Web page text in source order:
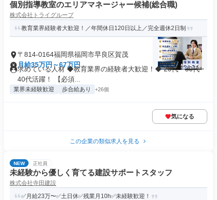
個別指導教室のエリアマネージャー候補(総合職)
株式会社トライグループ
教育業界経験者大歓迎！／年間休日120日以上／完全週休2日制
〒814-0164福岡県福岡市早良区賀茂
月給35万円～67万円
求めている人材 ◆教育業界の経験者大歓迎！◆ 20代・30代・
40代活躍！ 【必須...
業界未経験歓迎 歩合給あり +26個
気になる
この企業の類似求人を見る
NEW 正社員
未経験から優しく育てる建設サポートスタッフ
株式会社寺田建設
✅月給23万〜✅土日休✅残業月10h✅未経験歓迎！